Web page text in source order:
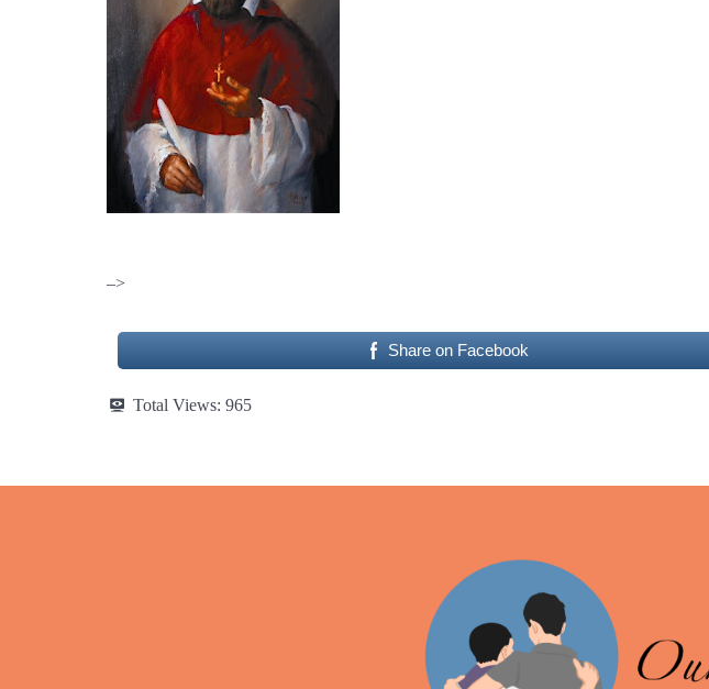
–>
Share on Facebook
Total Views: 965